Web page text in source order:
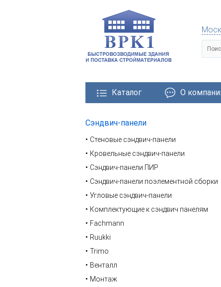
Каталог О
Сэндвич-панели
Стеновые сэндвич-панели
Кровельные сэндвич-панели
Сэндвич-панели ПИР
Сэндвич-панели поэлементной сборки
Угловые сэндвич-панели
Комплектующие к сэндвич панелям
Fachmann
Ruukki
Trimo
Венталл
Монтаж